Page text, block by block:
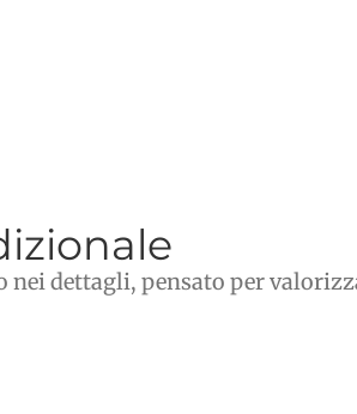
nei dettagli, pensato per